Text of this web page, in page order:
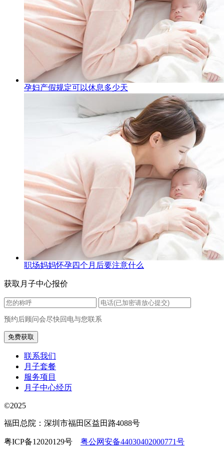
孕妇产假规定可以休息多少天
职场妈妈怀孕四个月后要注意什么
获取月子中心报价
预约后顾问会尽快回电与您联系
联系我们
月子套餐
服务项目
月子中心经历
©2025
福田总院：深圳市福田区益田路4088号
粤ICP备12020129号 粤公网安备44030402000771号